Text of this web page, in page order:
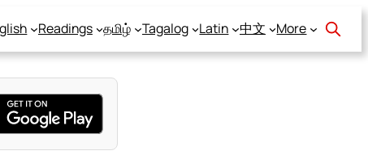
Readings தமிழ் Tagalog Latin 中文 More